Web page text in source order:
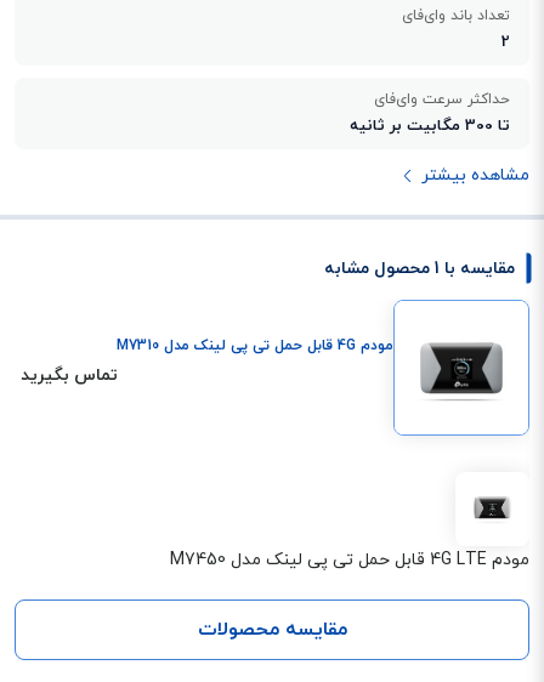
تعداد باند وای‌فای
حداکثر سرعت وای‌فای
تا 300 مگابیت بر ثانیه
مشاهده بیشتر
مقایسه با 1 محصول مشابه
مودم 4G قابل حمل تی پی لینک مدل M7310
تماس بگیرید
مودم 4G LTE قابل حمل تی پی لینک مدل M7450
مقایسه محصولات